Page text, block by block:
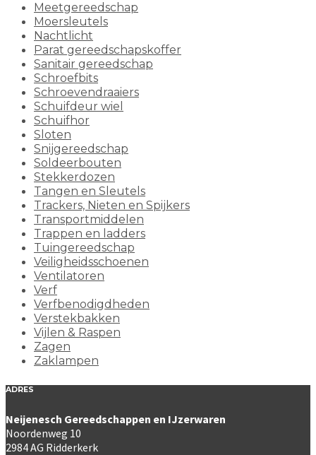
Meetgereedschap
Moersleutels
Nachtlicht
Parat gereedschapskoffer
Sanitair gereedschap
Schroefbits
Schroevendraaiers
Schuifdeur wiel
Schuifhor
Sloten
Snijgereedschap
Soldeerbouten
Stekkerdozen
Tangen en Sleutels
Trackers, Nieten en Spijkers
Transportmiddelen
Trappen en ladders
Tuingereedschap
Veiligheidsschoenen
Ventilatoren
Verf
Verfbenodigdheden
Verstekbakken
Vijlen & Raspen
Zagen
Zaklampen
ADRES
Neijenesch Gereedschappen en IJzerwaren
Noordenweg 10
2984 AG Ridderkerk